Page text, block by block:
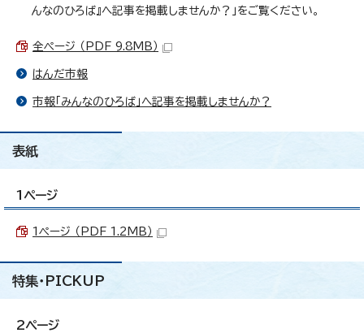
んなのひろば』へ記事を掲載しませんか？」をご覧ください。
全ページ （PDF 9.8MB）
はんだ市報
市報「みんなのひろば」へ記事を掲載しませんか？
表紙
1ページ
1ページ （PDF 1.2MB）
特集・PICKUP
2ページ